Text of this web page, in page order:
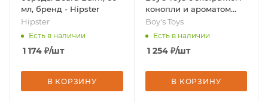
мл, бренд - Hipster
Hipster
Есть в наличии
1 174 ₽/шт
В КОРЗИНУ
конопли и ароматом
"Black Afgano", 50 мл,
бренд - Boy's Toys
Boy's Toys
Есть в наличии
1 254₽/шт
В КОРЗИНУ